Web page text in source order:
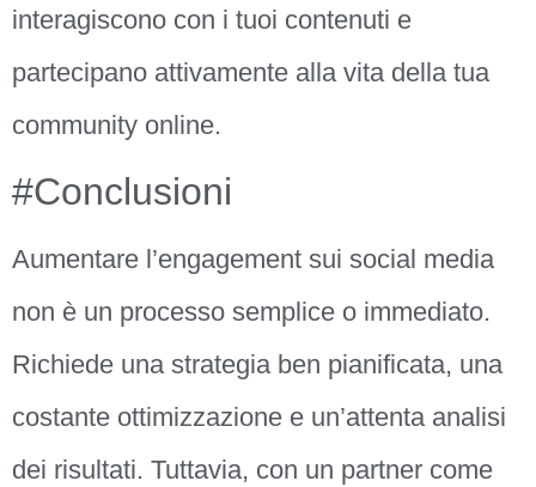
interagiscono con i tuoi contenuti e
partecipano attivamente alla vita della tua
community online.
#Conclusioni
Aumentare l’engagement sui social media
non è un processo semplice o immediato.
Richiede una strategia ben pianificata, una
costante ottimizzazione e un’attenta analisi
dei risultati. Tuttavia, con un partner come